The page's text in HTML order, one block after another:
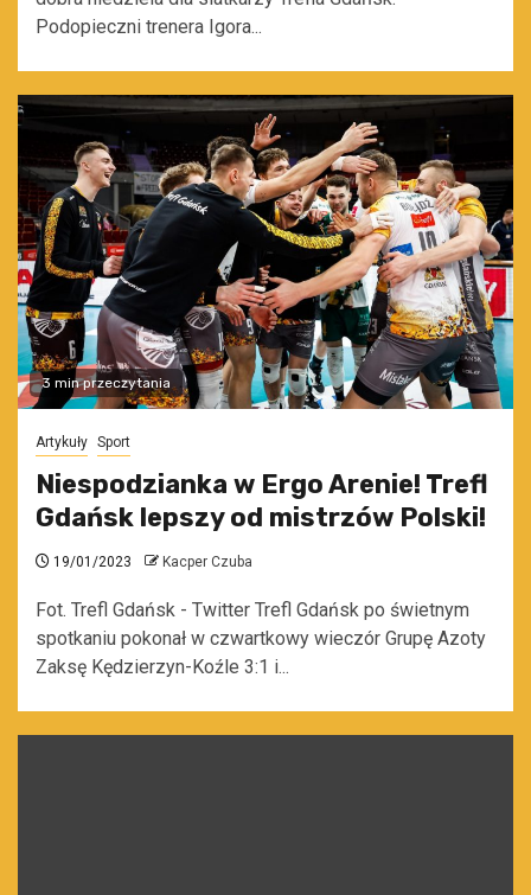
Podopieczni trenera Igora...
3 min przeczytania
Artykuły Sport
Niespodzianka w Ergo Arenie! Trefl
Gdańsk lepszy od mistrzów Polski!
19/01/2023 Kacper Czuba
Fot. Trefl Gdańsk - Twitter Trefl Gdańsk po świetnym
spotkaniu pokonał w czwartkowy wieczór Grupę Azoty
Zaksę Kędzierzyn-Koźle 3:1 i...